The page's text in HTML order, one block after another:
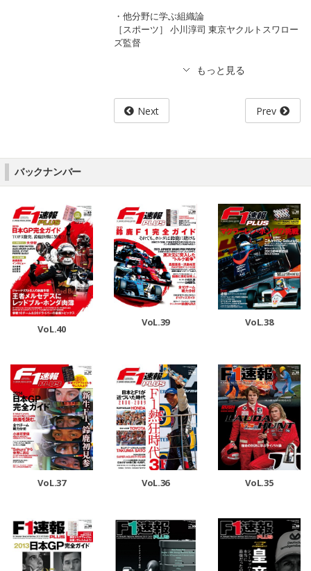
・他分野に学ぶ組織論
［スポーツ］ 小川淳司 東京ヤクルトスワロー
ズ監督
Next Prev
バックナンバー
VoL.40
VoL.39 VoL.38
VoL.37 VoL.36 VoL.35